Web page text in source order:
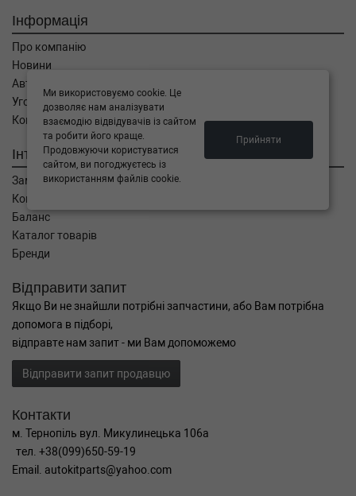
Інформація
Про компанію
Новини
Автоблог
Угода користувача
Контакти
Інтернет магазин
Замовлення
Кошик
Баланс
Каталог товарів
Бренди
Відправити запит
Якщо Ви не знайшли потрібні запчастини, або Вам потрібна
допомога в підборі,
відправте нам запит - ми Вам допоможемо
Відправити запит продавцю
Контакти
м. Тернопіль вул. Микулинецька 106а
тел. +38(099)650-59-19
Email. autokitparts@yahoo.com
Ми використовуємо cookie. Це
дозволяє нам аналізувати
взаємодію відвідувачів із сайтом
та робити його краще.
Продовжуючи користуватися
сайтом, ви погоджуєтесь із
використанням файлів cookie.
Прийняти